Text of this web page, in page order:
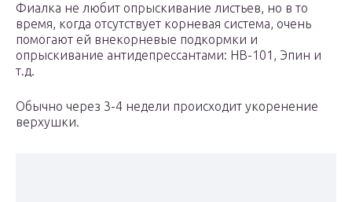
Фиалка не любит опрыскивание листьев, но в то
время, когда отсутствует корневая система, очень
помогают ей внекорневые подкормки и
опрыскивание антидепрессантами: HB-101, Эпин и
т.д.
Обычно через 3-4 недели происходит укоренение
верхушки.